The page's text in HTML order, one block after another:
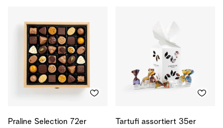
Praline Selection 72er
Tartufi assortiert 35er